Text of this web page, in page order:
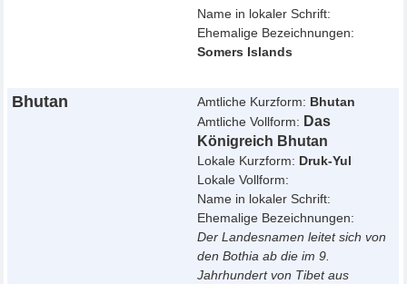
Name in lokaler Schrift:
Ehemalige Bezeichnungen:
Somers Islands
Bhutan Amtliche Kurzform: Bhutan
Amtliche Vollform: Das
Königreich Bhutan
Lokale Kurzform: Druk-Yul
Lokale Vollform:
Name in lokaler Schrift:
Ehemalige Bezeichnungen:
Der Landesnamen leitet sich von
den Bothia ab die im 9.
Jahrhundert von Tibet aus